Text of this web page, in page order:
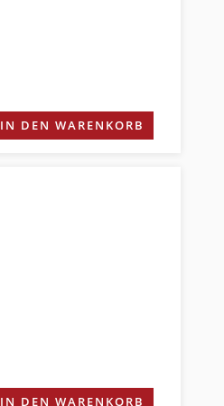
IN DEN WARENKORB
IN DEN WARENKORB